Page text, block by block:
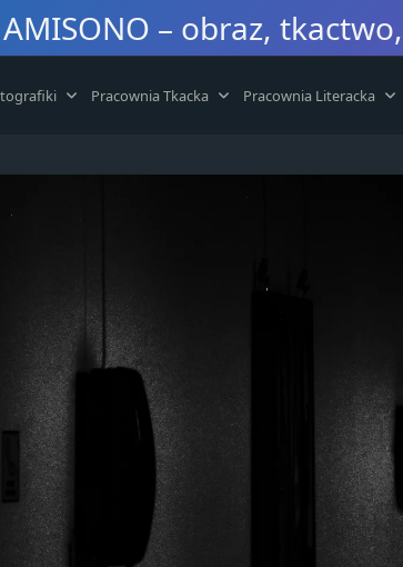
AMISONO – obraz,
Pracownia Tkacka Pracownia Literacka